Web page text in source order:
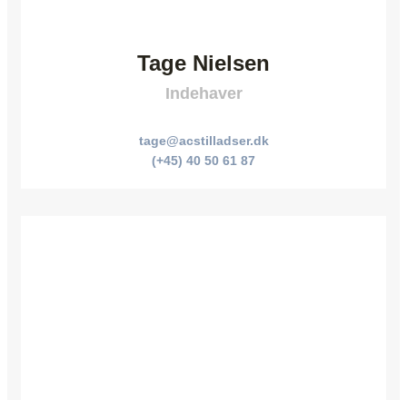
Tage Nielsen
Indehaver
tage@acstilladser.dk
(+45) 40 50 61 87